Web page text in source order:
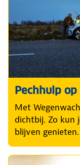
Pechhulp
Met
dichtbij. Zo kun
blijven genieten.